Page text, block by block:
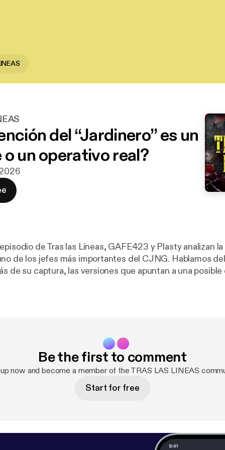
del “Jardinero” es un
un operativo real?
de Tras las Líneas, GAFE423 y Plasty analizan
de los jefes más importantes del CJNG. Hablamos
de su captura, las versiones que apuntan a una
#EstadosUnidos #CJNGMéxico
#NoticiasMéxico #SeguridadMéxico #Carteles
#GobiernoMéxico #Narcos #PodcastMéxico
Be the first to comment
now and become a member of the TRAS LAS LINEAS
Start for free